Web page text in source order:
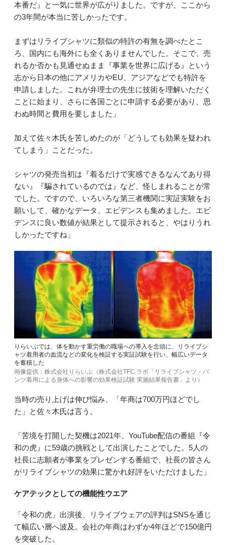
本番だ』と一気に世界が広がりました。ですが、ここから
の3年間が本当に苦しかったです。
まずはリライブシャツに類似の特許の有無を調べたとこ
ろ、国内にも海外にも全くありませんでした。そこで、売
れるか否かも見通せぬまま『事業を世界に広げる』という
志から日本の他にアメリカやEU、アジアなどでも特許を
申請しました。これが弁理士の先生に技術を理解いただく
ことに始まり、さらに各国ごとに申請する必要があり、思
わぬ時間と費用を要しました」
加えて佐々木氏を苦しめたのが「どうしても効果を疑われ
てしまう」ことだった。
シャツの発売当初は『着るだけで実感できるなんてあり得
ない』『騙されているのでは』など、怪しまれることが常
でした。ですので、いろいろな第三者機関に実証実験をお
願いして、確かなデータ、エビデンスも集めました。エビ
デンスに良い数値が結果として提示されると、やはりうれ
しかったですね」
りらいぶでは、体を動かす重労働の職場への導入を念頭に、リライブシ
ャツ着用者の血流などの変化を検証する実証試験を行い、幅広いデータ
を蓄積した
画像提供：株式会社りらいぶ（株式会社TFC ラボ「リライブシャツ・パ
ンツ着用による身体への影響の効果検証試験 実施結果報告書」より）
当時の売り上げは伸び悩み、「年商は700万円ほどでし
た」と佐々木氏は言う。
「苦境を打開した契機は2021年、YouTube配信の番組『令
和の虎』に59歳の挑戦として出演したことでした。5人の
社長に志願者が事業をプレゼンする番組で、社長の皆さん
がリライブシャツの効果に驚かれ好評をいただけました」
ケアテックとしての機能性ウエア
「令和の虎」出演後、リライブウェアの評判はSNSを通じ
て幅広い層へ波及。会社の年商はわずか4年ほどで150億円
を突破した。